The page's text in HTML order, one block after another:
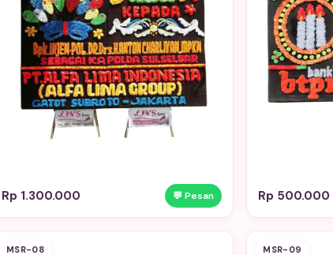
Rp 1.300.000 💬 Pesan Rp 500.000
MSR-08 MSR-09